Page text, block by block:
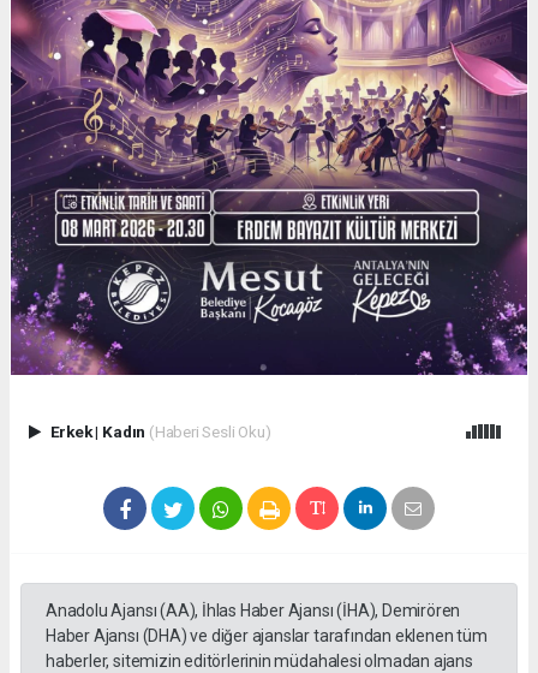
Erkek| Kadın (Haberi Sesli Oku)
Anadolu Ajansı (AA), İhlas Haber Ajansı (İHA), Demirören
Haber Ajansı (DHA) ve diğer ajanslar tarafından eklenen tüm
haberler, sitemizin editörlerinin müdahalesi olmadan ajans